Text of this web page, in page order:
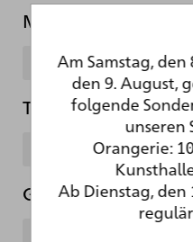
Material
Pappe
Technik
Ölfarbe
Gattung
Am Samstag,
den 9. August,
folgende
unseren
Orangerie:
Ab Dienstag,